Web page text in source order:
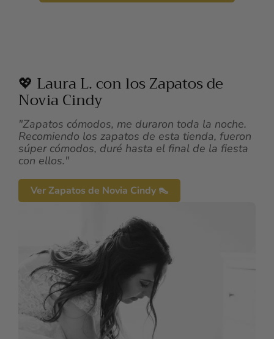
💖 Laura L. con los Zapatos de
Novia Cindy
"Zapatos cómodos, me duraron toda la noche.
Recomiendo los zapatos de esta tienda, fueron
súper cómodos, duré hasta el final de la fiesta
con ellos."
Ver Zapatos de Novia Cindy 👠